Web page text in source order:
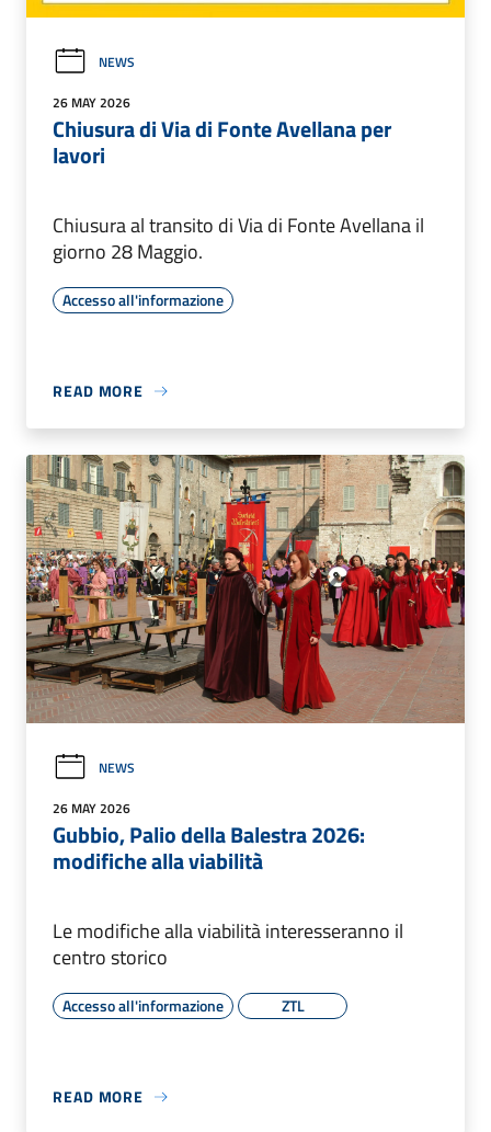
NEWS
26 MAY 2026
Chiusura di Via di Fonte Avellana per
lavori
Chiusura al transito di Via di Fonte Avellana il
giorno 28 Maggio.
Accesso all'informazione
READ MORE
NEWS
26 MAY 2026
Gubbio, Palio della Balestra 2026:
modifiche alla viabilità
Le modifiche alla viabilità interesseranno il
centro storico
Accesso all'informazione ZTL
READ MORE